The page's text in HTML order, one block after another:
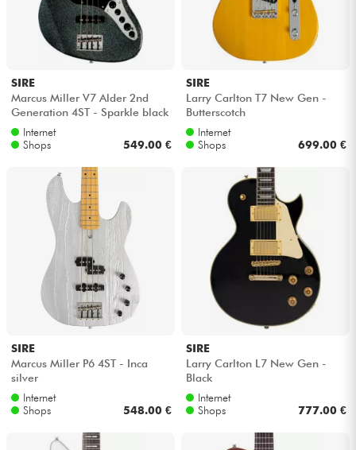
Live-Sound
Drums
Violinen & Quartett
Kinder
Kabel & Zubehöre
HiFi
Bundle
Sehen Sie sich unsere Marken an
SIRE
Marcus Miller V7 Alder 2nd
Generation 4ST - Sparkle black
Internet
Shops
549.00 €
SIRE
Larry Carlton T7 New Gen -
Butterscotch
Internet
Shops
699.00 €
SIRE
Marcus Miller P6 4ST - Inca
silver
Internet
Shops
548.00 €
SIRE
Larry Carlton L7 New Gen -
Black
Internet
Shops
777.00 €